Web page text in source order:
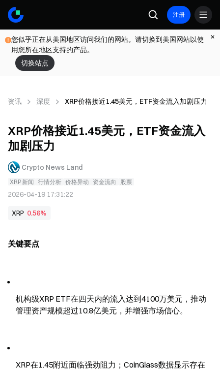
注册
您似乎正在从美国地区访问我们的网站。请切换到美国网站以使
用您所在地区支持的产品。
切换站点
资讯 深度 XRP价格接近1.45美元，ETF资金流入加剧压力
XRP价格接近1.45美元，ETF资金流入
加剧压力
Crypto News Land
XRP 新闻 行情分析 价格异动 资金流向 股票
2026-04-19 17:31:22
XRP 0.56%
关键要点
机构级XRP ETF在四天内的流入达到4100万美元，推动
管理资产规模超过10.8亿美元，并增强市场信心。
XRP在1.45附近面临强劲阻力；CoinGlass数据显示存在